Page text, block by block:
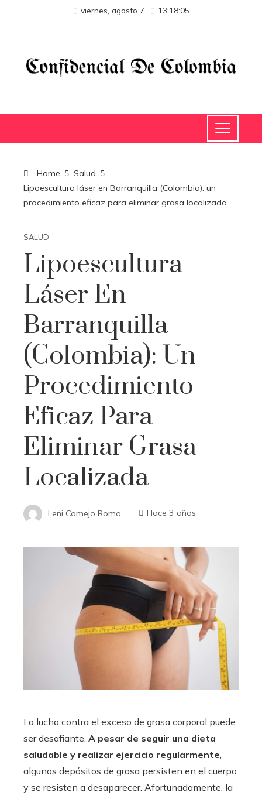
viernes, agosto 7 13:18:06
Home
Salud
Lipoescultura láser en Barranquilla (Colombia): un
procedimiento eficaz para eliminar grasa localizada
SALUD
Lipoescultura
Láser En
Barranquilla
(Colombia): Un
Procedimiento
Eficaz Para
Eliminar Grasa
Localizada
Leni Comejo Romo Hace 3 años
La lucha contra el exceso de grasa corporal puede
ser desafiante. A pesar de seguir una dieta
saludable y realizar ejercicio regularmente,
algunos depósitos de grasa persisten en el cuerpo
y se resisten a desaparecer. Afortunadamente, la